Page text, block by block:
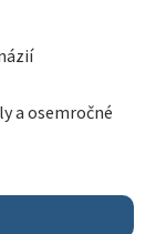
a osemročné